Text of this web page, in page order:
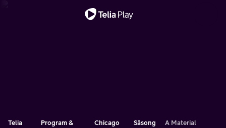
Telia
Program &
Chicago
Säsong
A Material